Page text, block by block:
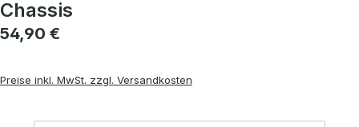
Chassis
Regulärer Preis:
54,90 €
Preise inkl. MwSt. zzgl. Versandkosten